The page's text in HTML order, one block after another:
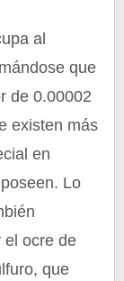
al
que
de 0.00002
existen más
en
Lo
el ocre de
que